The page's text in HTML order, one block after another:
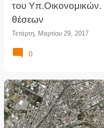
του
θέσεων
Τετάρτη, Μαρτίου 29, 2017
0